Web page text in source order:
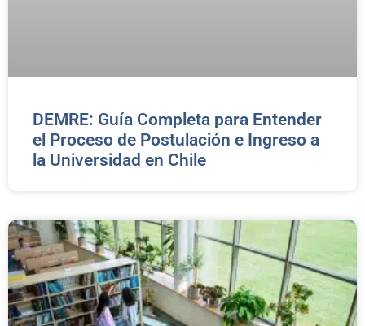
DEMRE: Guía Completa para Entender
el Proceso de Postulación e Ingreso a
la Universidad en Chile